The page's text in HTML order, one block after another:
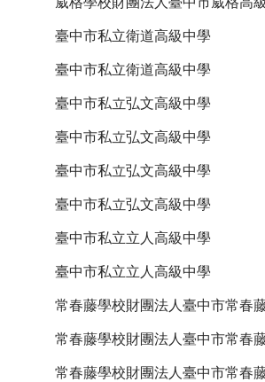
臺中市私立衛道高級中學
臺中市私立衛道高級中學
臺中市私立弘文高級中學
臺中市私立弘文高級中學
臺中市私立弘文高級中學
臺中市私立弘文高級中學
臺中市私立立人高級中學
臺中市私立立人高級中學
常春藤學校財團法人臺中市常春
常春藤學校財團法人臺中市常春
常春藤學校財團法人臺中市常春